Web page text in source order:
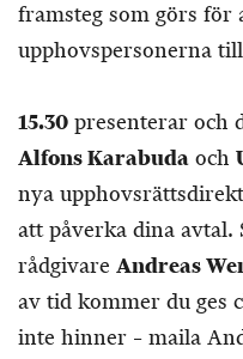
framsteg som görs för
upphovspersonerna
15.30 presenterar och
Alfons Karabuda och
nya
att påverka dina avtal.
rådgivare Andreas
av tid kommer du ges
inte hinner – maila